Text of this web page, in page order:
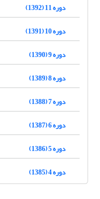
دوره 11 (1392)
دوره 10 (1391)
دوره 9 (1390)
دوره 8 (1389)
دوره 7 (1388)
دوره 6 (1387)
دوره 5 (1386)
دوره 4 (1385)